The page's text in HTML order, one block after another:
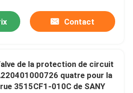
Contact
de la protection de circuit
quatre pour la
3515CF1-010C de SANY